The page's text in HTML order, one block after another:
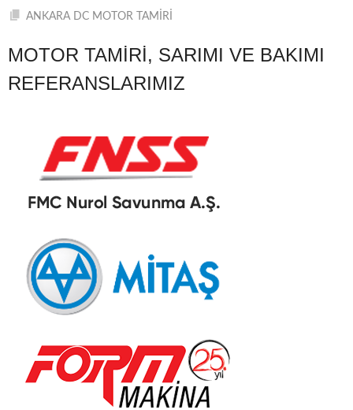
ANKARA DC MOTOR TAMİRİ
MOTOR TAMIRI, SARIMI VE BAKIMI
REFERANSLARIMIZ